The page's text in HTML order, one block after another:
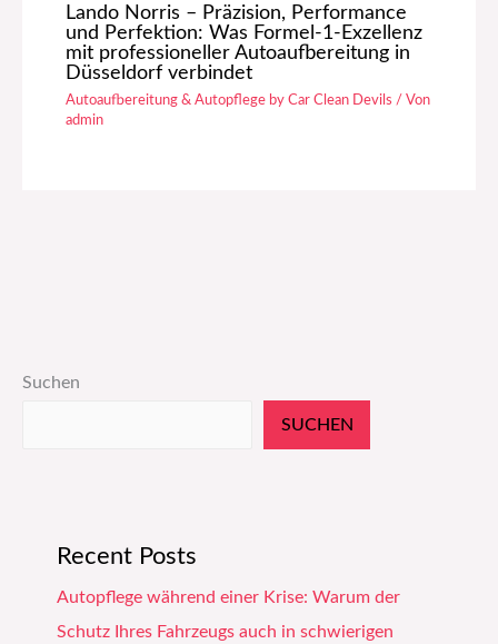
Lando Norris – Präzision, Performance
und Perfektion: Was Formel-1-Exzellenz
mit professioneller Autoaufbereitung in
Düsseldorf verbindet
Autoaufbereitung & Autopflege by Car Clean Devils / Von
admin
Suchen
SUCHEN
Recent Posts
Autopflege während einer Krise: Warum der
Schutz Ihres Fahrzeugs auch in schwierigen